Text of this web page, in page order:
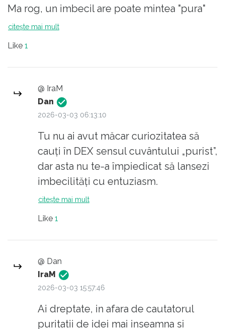
Ma rog, un imbecil are poate mintea "pura"
intr-un fel. Bine ca macar sunt putini si nu fac
Lol
citește mai mult
Like 1
@ IraM
Dan
2026-03-03 06:13:10
Tu nu ai avut măcar curiozitatea să
cauți în DEX sensul cuvântului „purist”,
dar asta nu te-a împiedicat să lansezi
imbecilități cu entuziasm.
citește mai mult
Like 1
@ Dan
IraM
2026-03-03 15:57:46
Ai dreptate, in afara de cautatorul
puritatii de idei mai inseamna si